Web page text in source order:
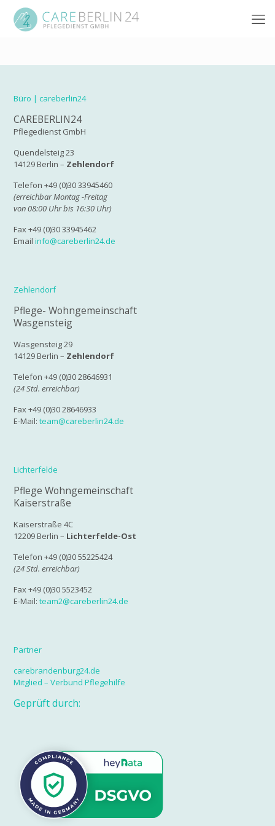
Büro | careberlin24
CAREBERLIN24
Pflegedienst GmbH
Quendelsteig 23
14129 Berlin – Zehlendorf
Telefon +49 (0)30 33945460
(erreichbar Montag -Freitag
von 08:00 Uhr bis 16:30 Uhr)
Fax +49 (0)30 33945462
Email info@careberlin24.de
Zehlendorf
Pflege- Wohngemeinschaft
Wasgensteig
Wasgensteig 29
14129 Berlin – Zehlendorf
Telefon +49 (0)30 28646931
(24 Std. erreichbar)
Fax +49 (0)30 28646933
E-Mail: team@careberlin24.de
Lichterfelde
Pflege Wohngemeinschaft
Kaiserstraße
Kaiserstraße 4C
12209 Berlin – Lichterfelde-Ost
Telefon +49 (0)30 55225424
(24 Std. erreichbar)
Fax +49 (0)30 5523452
E-Mail: team2@careberlin24.de
Partner
carebrandenburg24.de
Mitglied – Verbund Pflegehilfe
Geprüft durch: